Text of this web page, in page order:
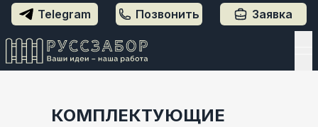
Telegram Позвонить Заявка
КОМПЛЕКТУЮЩИЕ